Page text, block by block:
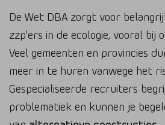
De Wet DBA zorgt voor
zzp’ers in de ecologie, vooral bij
Veel gemeenten en provincies
meer in te huren vanwege het
Gespecialiseerde recruiters
problematiek en kunnen je